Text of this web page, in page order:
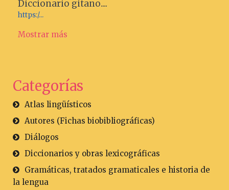
Diccionario gitano....
https:/...
Mostrar más
Categorías
Atlas lingüísticos
Autores (Fichas biobibliográficas)
Diálogos
Diccionarios y obras lexicográficas
Gramáticas, tratados gramaticales e historia de
la lengua